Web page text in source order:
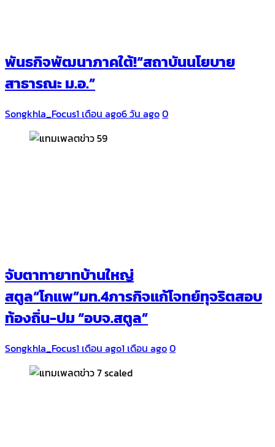
พันธกิจพัฒนาภาคใต้!“สถาบันนโยบาย
สาธารณะ ม.อ.”
Songkhla_Focus1 เดือน ago6 วัน ago0
จับตาทายาทบ้านใหญ่
สตูล“โกแพ”มท.4ภารกิจแก้โจทย์ทุจริตสอบ
ท้องถิ่น-ปม “อบจ.สตูล”
Songkhla_Focus1 เดือน ago1 เดือน ago0